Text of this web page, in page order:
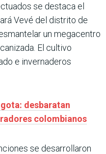
se destaca el
Vevé del distrito de
un megacentro
El cultivo
e invernaderos
desbaratan
colombianos
se desarrollaron